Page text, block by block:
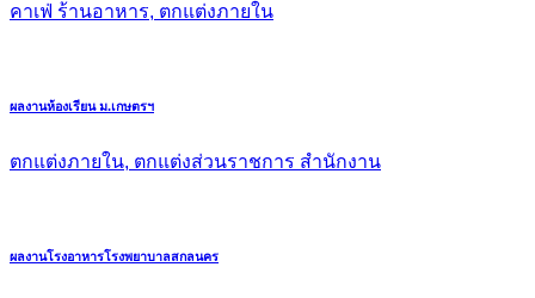
คาเฟ่ ร้านอาหาร, ตกแต่งภายใน
ผลงานห้องเรียน ม.เกษตรฯ
ตกแต่งภายใน, ตกแต่งส่วนราชการ สำนักงาน
ผลงานโรงอาหารโรงพยาบาลสกลนคร